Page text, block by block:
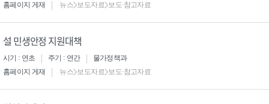
홈페이지 게재
뉴스>보도자료>보도·참고자료
설 민생안정 지원대책
시기 : 연초 주기 : 연간
물가정책과
홈페이지 게재
뉴스>보도자료>보도·참고자료